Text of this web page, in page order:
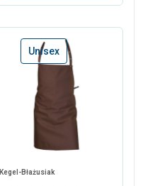
Unisex
Kegel-Błażusiak